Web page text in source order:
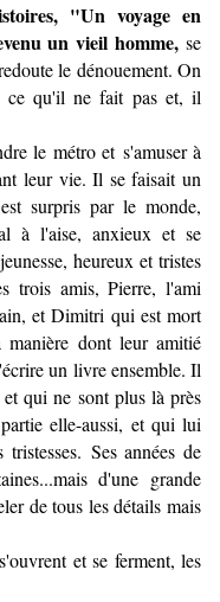
"Un voyage en
un vieil homme, se
le dénouement. On
ce qu'il ne fait pas et, il
le métro et s'amuser à
leur vie. Il se faisait un
surpris par le monde,
à l'aise, anxieux et se
heureux et tristes
trois amis, Pierre, l'ami
et Dimitri qui est mort
manière dont leur amitié
un livre ensemble. Il
qui ne sont plus là près
elle-aussi, et qui lui
Ses années de
d'une grande
de tous les détails mais
et se ferment, les